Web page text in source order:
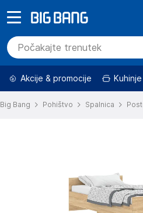
Akcije & promocije Kuhinje
Big Bang Pohištvo Spalnica